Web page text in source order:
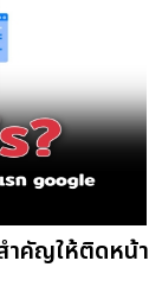
ำคัญให้ติดหน้า